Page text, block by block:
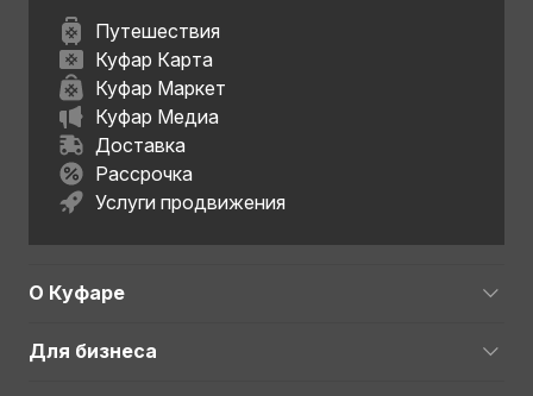
Путешествия
Куфар Карта
Куфар Маркет
Куфар Медиа
Доставка
Рассрочка
Услуги продвижения
О Куфаре
Для бизнеса